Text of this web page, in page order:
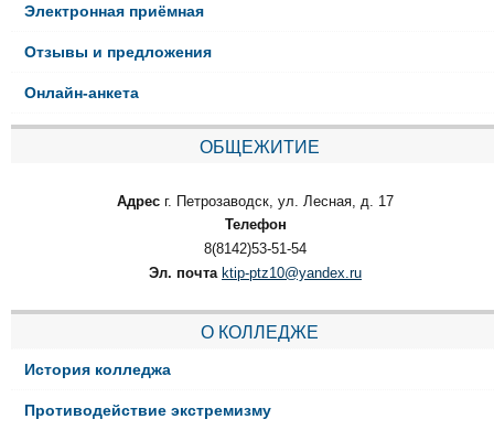
Электронная приёмная
Отзывы и предложения
Онлайн-анкета
ОБЩЕЖИТИЕ
Адрес г. Петрозаводск, ул. Лесная, д. 17
Телефон
8(8142)53-51-54
Эл. почта ktip-ptz10@yandex.ru
О КОЛЛЕДЖЕ
История колледжа
Противодействие экстремизму